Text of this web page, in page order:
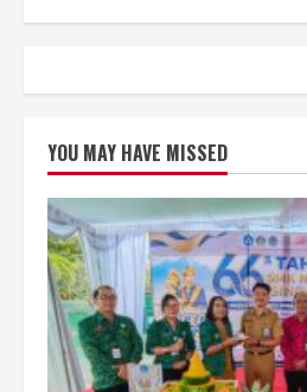
YOU MAY HAVE MISSED